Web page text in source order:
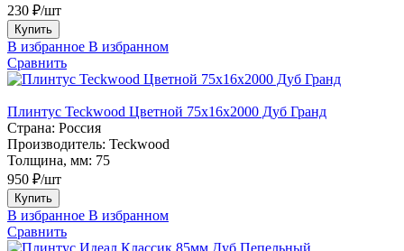
230 ₽/шт
Купить
В избранное В избранном
Сравнить
Плинтус Teckwood Цветной 75х16х2000 Дуб Гранд
Страна: Россия
Производитель: Teckwood
Толщина, мм: 75
950 ₽/шт
Купить
В избранное В избранном
Сравнить